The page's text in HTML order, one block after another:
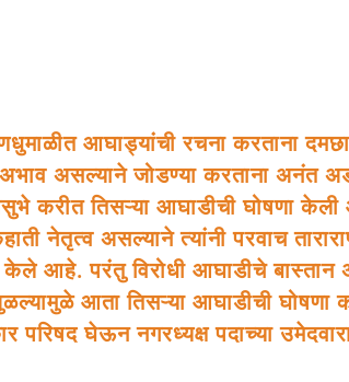
आघाड्यांची रचना करताना
असल्याने जोडण्या करताना अनंत
करीत तिसऱ्या आघाडीची घोषणा
नेतृत्व असल्याने त्यांनी परवाच
केले आहे. परंतु विरोधी आघाडीचे
आता तिसऱ्या आघाडीची घोषणा
घेऊन नगरध्यक्ष पदाच्या